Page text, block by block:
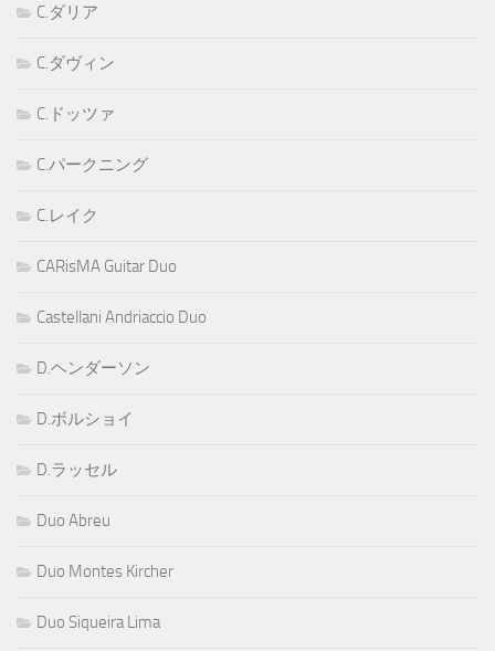
C.ダリア
C.ダヴィン
C.ドッツァ
C.パークニング
C.レイク
CARisMA Guitar Duo
Castellani Andriaccio Duo
D.ヘンダーソン
D.ボルショイ
D.ラッセル
Duo Abreu
Duo Montes Kircher
Duo Siqueira Lima